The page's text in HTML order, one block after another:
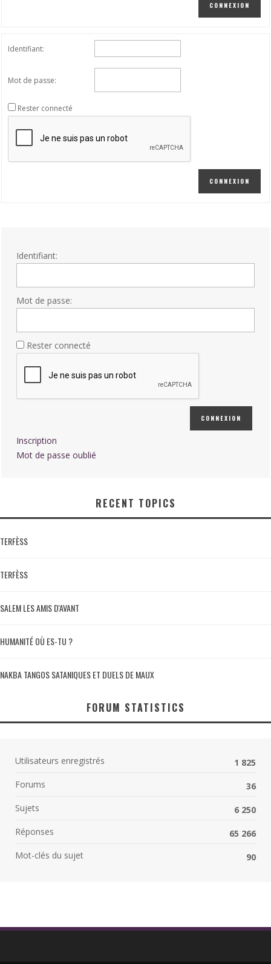
CONNEXION
Identifiant:
Mot de passe:
Rester connecté
CONNEXION
Identifiant:
Mot de passe:
Rester connecté
CONNEXION
Inscription
Mot de passe oublié
RECENT TOPICS
TERFÈSS
TERFÈSS
SALEM LES AMIS D'AVANT
HUMANITÉ OÙ ES-TU ?
NAKBA TANGOS SATANIQUES ET DUELS DE MAUX
FORUM STATISTICS
Utilisateurs enregistrés
1 825
Forums
36
Sujets
6 250
Réponses
65 266
Mot-clés du sujet
90